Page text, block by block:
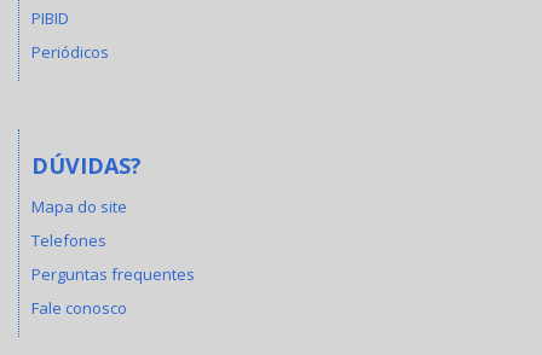
PIBID
Periódicos
DÚVIDAS?
Mapa do site
Telefones
Perguntas frequentes
Fale conosco